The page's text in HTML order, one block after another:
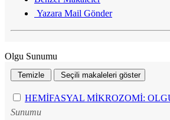
Yazara Mail Gönder
Olgu Sunumu
HEMİFASYAL MİKROZOMİ:
Sunumu